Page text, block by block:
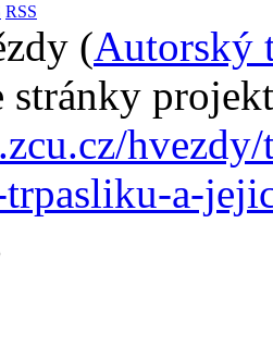
RSS
(Autorský
stránky
a-